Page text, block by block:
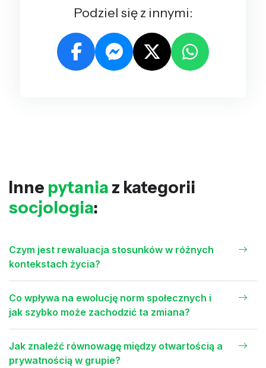
Podziel się z innymi:
Inne pytania z kategorii
socjologia:
Czym jest rewaluacja stosunków w różnych
kontekstach życia?
Co wpływa na ewolucję norm społecznych i
jak szybko może zachodzić ta zmiana?
Jak znaleźć równowagę między otwartością a
prywatnością w grupie?